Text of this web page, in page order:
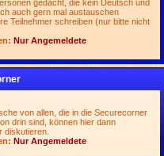
gedacht, die kein Deutsch und
auch gern mal austauschen
Teilnehmer schreiben (nur bitte nicht
Nur Angemeldete
von allen, die in die Securecorner
drin sind, können hier dann
diskutieren.
Nur Angemeldete